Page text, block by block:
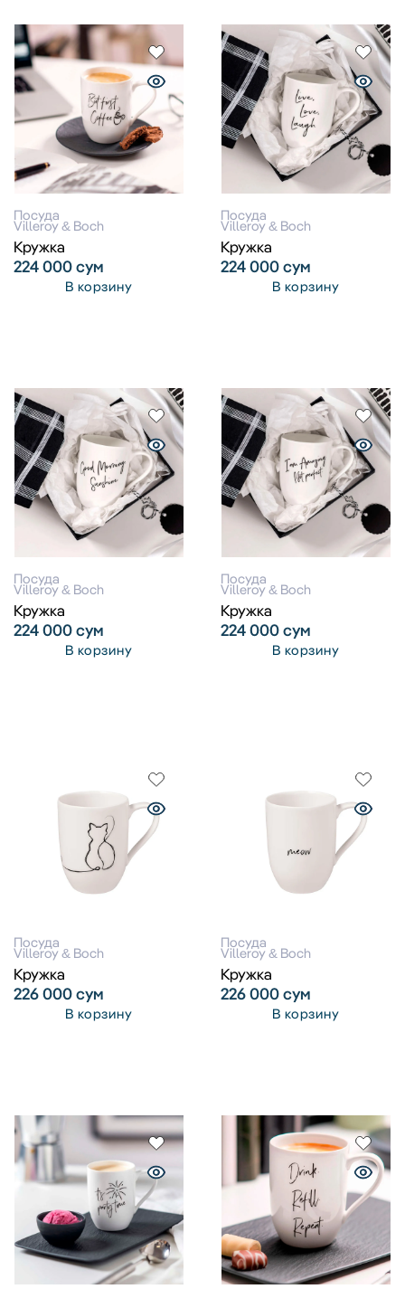
Посуда
Villeroy & Boch
Кружка
224 000сум
В корзину
Посуда
Villeroy & Boch
Кружка
224 000сум
В корзину
Посуда
Villeroy & Boch
Кружка
224 000сум
В корзину
Посуда
Villeroy & Boch
Кружка
224 000сум
В корзину
Посуда
Villeroy & Boch
Кружка
226 000сум
В корзину
Посуда
Villeroy & Boch
Кружка
226 000сум
В корзину